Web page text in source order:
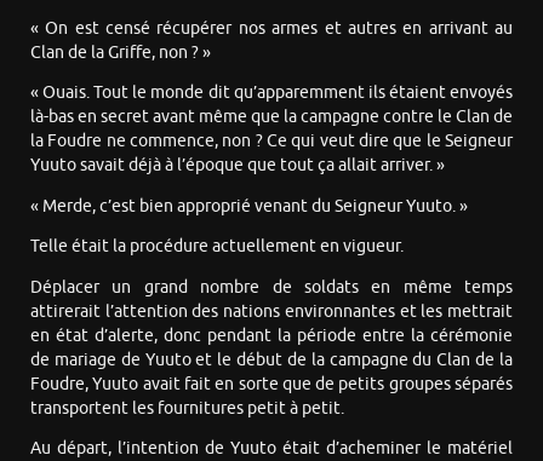
« On est censé récupérer nos armes et autres en arrivant au
Clan de la Griffe, non ? »
« Ouais. Tout le monde dit qu’apparemment ils étaient envoyés
là-bas en secret avant même que la campagne contre le Clan de
la Foudre ne commence, non ? Ce qui veut dire que le Seigneur
Yuuto savait déjà à l’époque que tout ça allait arriver. »
« Merde, c’est bien approprié venant du Seigneur Yuuto. »
Telle était la procédure actuellement en vigueur.
Déplacer un grand nombre de soldats en même temps
attirerait l’attention des nations environnantes et les mettrait
en état d’alerte, donc pendant la période entre la cérémonie
de mariage de Yuuto et le début de la campagne du Clan de la
Foudre, Yuuto avait fait en sorte que de petits groupes séparés
transportent les fournitures petit à petit.
Au départ, l’intention de Yuuto était d’acheminer le matériel